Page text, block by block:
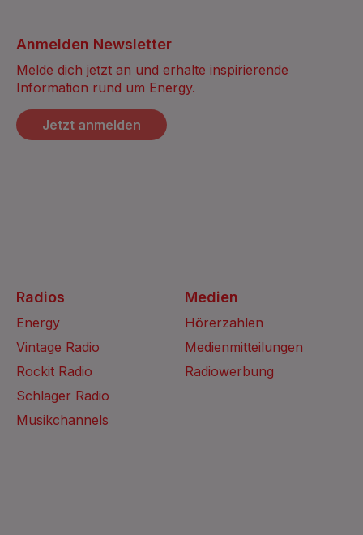
Anmelden Newsletter
Melde dich jetzt an und erhalte inspirierende
Information rund um Energy.
Jetzt anmelden
Radios
Energy
Vintage Radio
Rockit Radio
Schlager Radio
Musikchannels
Medien
Hörerzahlen
Medienmitteilungen
Radiowerbung